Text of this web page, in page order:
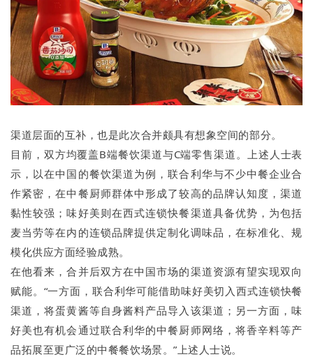
渠道层面的互补，也是此次合并颇具有想象空间的部分。
目前，双方均覆盖B端餐饮渠道与C端零售渠道。上述人士表
示，以在中国的餐饮渠道为例，联合利华与不少中餐企业合
作紧密，在中餐厨师群体中形成了较高的品牌认知度，渠道
黏性较强；味好美则在西式连锁快餐渠道具备优势，为包括
麦当劳等在内的连锁品牌提供定制化调味品，在标准化、规
模化供应方面经验成熟。
在他看来，合并后双方在中国市场的渠道资源有望实现双向
赋能。“一方面，联合利华可能借助味好美切入西式连锁快餐
渠道，将蛋黄酱等自身酱料产品导入该渠道；另一方面，味
好美也有机会通过联合利华的中餐厨师网络，将香辛料等产
品拓展至更广泛的中餐餐饮场景。”上述人士说。